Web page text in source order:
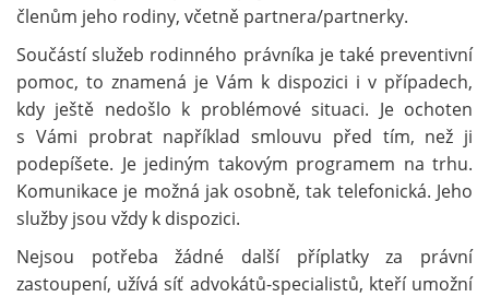
členům jeho rodiny, včetně partnera/partnerky.
Součástí služeb rodinného právníka je také preventivní
pomoc, to znamená je Vám k dispozici i v případech,
kdy ještě nedošlo k problémové situaci. Je ochoten
s Vámi probrat například smlouvu před tím, než ji
podepíšete. Je jediným takovým programem na trhu.
Komunikace je možná jak osobně, tak telefonická. Jeho
služby jsou vždy k dispozici.
Nejsou potřeba žádné další příplatky za právní
zastoupení, užívá síť advokátů-specialistů, kteří umožní